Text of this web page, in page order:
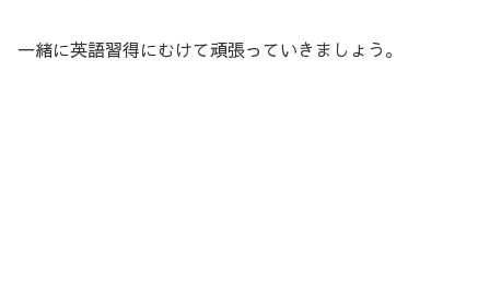
一緒に英語習得にむけて頑張っていきましょう。